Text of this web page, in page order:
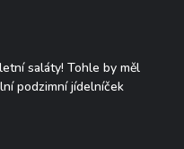
saláty! Tohle by měl
podzimní jídelníček